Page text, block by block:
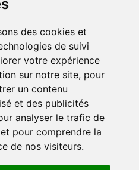
des cookies et
de suivi
votre expérience
sur notre site, pour
un contenu
et des publicités
analyser le trafic de
pour comprendre la
de nos visiteurs.
des cookies et
de suivi
votre expérience
sur notre site, pour
un contenu
et des publicités
analyser le trafic de
pour comprendre la
de nos visiteurs.